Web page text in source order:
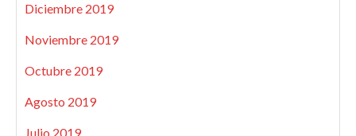
Diciembre 2019
Noviembre 2019
Octubre 2019
Agosto 2019
Julio 2019